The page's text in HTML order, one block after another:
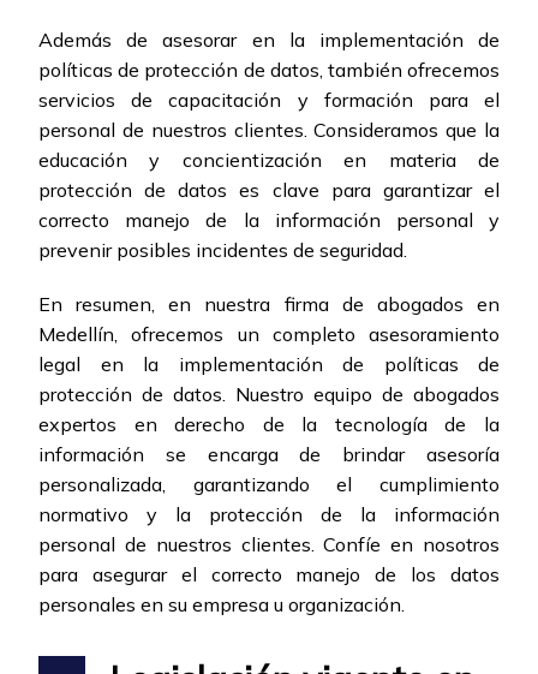
Además de asesorar en la implementación de
políticas de protección de datos, también ofrecemos
servicios de capacitación y formación para el
personal de nuestros clientes. Consideramos que la
educación y concientización en materia de
protección de datos es clave para garantizar el
correcto manejo de la información personal y
prevenir posibles incidentes de seguridad.
En resumen, en nuestra firma de abogados en
Medellín, ofrecemos un completo asesoramiento
legal en la implementación de políticas de
protección de datos. Nuestro equipo de abogados
expertos en derecho de la tecnología de la
información se encarga de brindar asesoría
personalizada, garantizando el cumplimiento
normativo y la protección de la información
personal de nuestros clientes. Confíe en nosotros
para asegurar el correcto manejo de los datos
personales en su empresa u organización.